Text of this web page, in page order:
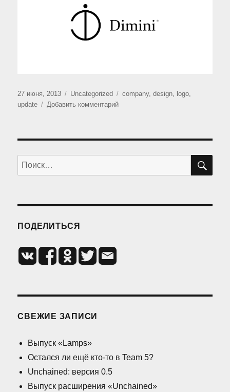
Опубликовано
27 июня, 2013 Рубрики
Uncategorized Метки
company,design logo
update
Добавить комментарийк
Искать:
ПОДЕЛИТЬСЯ
СВЕЖИЕ ЗАПИСИ
Выпуск «Lamps»
Остался ли ещё кто-то в Team 5?
Unchained: версия 0.5
Выпуск расширения «Unchained»